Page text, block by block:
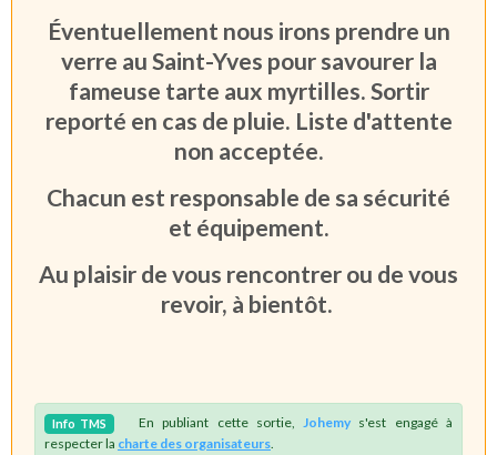
Éventuellement nous irons prendre un
verre au Saint-Yves pour savourer la
fameuse tarte aux myrtilles. Sortir
reporté en cas de pluie. Liste d'attente
non acceptée.
Chacun est responsable de sa sécurité
et équipement.
Au plaisir de vous rencontrer ou de vous
revoir, à bientôt.
Info TMS En publiant cette sortie, Johemy s'est engagé à
respecter la charte des organisateurs